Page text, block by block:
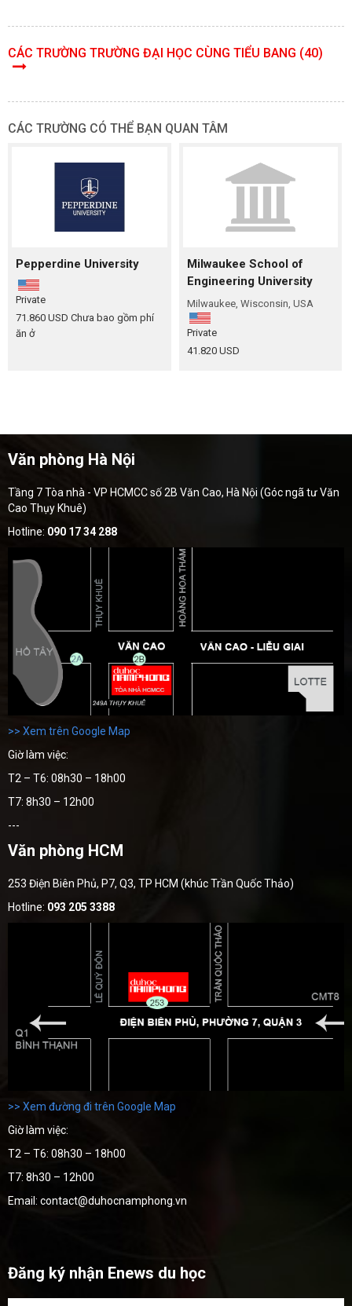
CÁC TRƯỜNG TRƯỜNG ĐẠI HỌC CÙNG TIỂU BANG (40)
CÁC TRƯỜNG CÓ THỂ BẠN QUAN TÂM
Pepperdine University
Private
71.860 USD Chưa bao gồm phí
ăn ở
Milwaukee School of
Engineering University
Milwaukee, Wisconsin, USA
Private
41.820 USD
Văn phòng Hà Nội
Tầng 7 Tòa nhà - VP HCMCC số 2B Văn Cao, Hà Nội (Góc ngã tư Văn
Cao Thụy Khuê)
Hotline: 090 17 34 288
>> Xem trên Google Map
Giờ làm việc:
T2 – T6: 08h30 – 18h00
T7: 8h30 – 12h00
---
Văn phòng HCM
253 Điện Biên Phủ, P7, Q3, TP HCM (khúc Trần Quốc Thảo)
Hotline: 093 205 3388
>> Xem đường đi trên Google Map
Giờ làm việc:
T2 – T6: 08h30 – 18h00
T7: 8h30 – 12h00
Email: contact@duhocnamphong.vn
Đăng ký nhận Enews du học